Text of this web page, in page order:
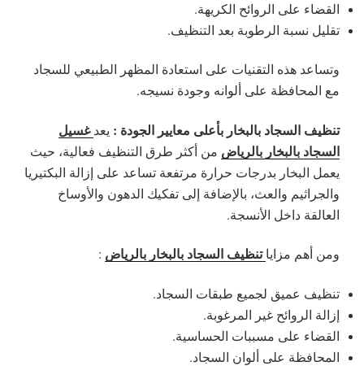
القضاء على الروائح الكريهة.
تقليل نسبة الرطوبة بعد التنظيف.
وتساعد هذه التقنيات على استعادة المظهر الطبيعي للسجاد
مع المحافظة على ألوانه وجودة نسيجه.
تنظيف السجاد بالبخار بأعلى معايير الجودة : يعد غسيل
السجاد بالبخار بالرياض من أكثر طرق التنظيف فعالية، حيث
يعمل البخار بدرجات حرارة مرتفعة تساعد على إزالة البكتيريا
والجراثيم والعث، بالإضافة إلى تفكيك الدهون والأوساخ
العالقة داخل الأنسجة.
ومن أهم مزايا تنظيف السجاد بالبخار بالرياض :
تنظيف عميق لجميع طبقات السجاد.
إزالة الروائح غير المرغوبة.
القضاء على مسببات الحساسية.
المحافظة على ألوان السجاد.